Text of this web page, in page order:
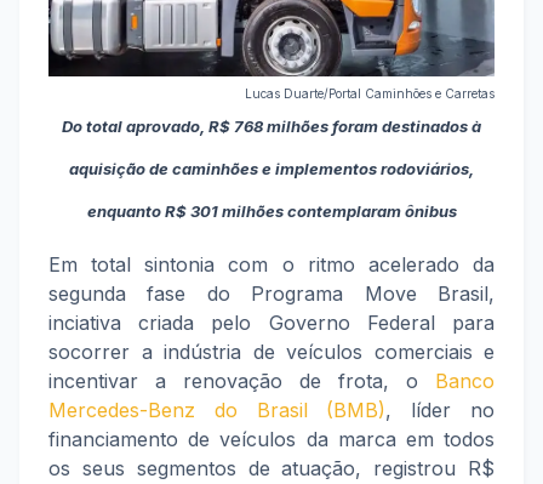
Lucas Duarte/Portal Caminhões e Carretas
Do total aprovado, R$ 768 milhões foram destinados à
aquisição de caminhões e implementos rodoviários,
enquanto R$ 301 milhões contemplaram ônibus
Em total sintonia com o ritmo acelerado da
segunda fase do Programa Move Brasil,
inciativa criada pelo Governo Federal para
socorrer a indústria de veículos comerciais e
incentivar a renovação de frota, o Banco
Mercedes-Benz do Brasil (BMB), líder no
financiamento de veículos da marca em todos
os seus segmentos de atuação, registrou R$